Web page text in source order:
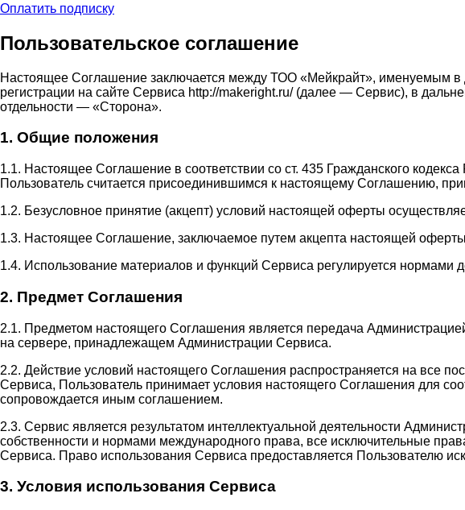
Оплатить подписку
Пользовательское соглашение
Настоящее Соглашение заключается между ТОО «Мейкрайт», именуемым
регистрации на сайте Сервиса http://makeright.ru/ (далее — Сервис), в
отдельности — «Сторона».
1. Общие положения
1.1. Настоящее Соглашение в соответствии со ст. 435 Гражданского
Пользователь считается присоединившимся к настоящему Соглашению,
1.2. Безусловное принятие (акцепт) условий настоящей оферты
1.3. Настоящее Соглашение, заключаемое путем акцепта настоящей
1.4. Использование материалов и функций Сервиса регулируется нормами
2. Предмет Соглашения
2.1. Предметом настоящего Соглашения является передача
на сервере, принадлежащем Администрации Сервиса.
2.2. Действие условий настоящего Соглашения распространяется на все
Сервиса, Пользователь принимает условия настоящего Соглашения для
сопровождается иным соглашением.
2.3. Сервис является результатом интеллектуальной деятельности
собственности и нормами международного права, все исключительные
Сервиса. Право использования Сервиса предоставляется Пользователю
3. Условия использования Сервиса